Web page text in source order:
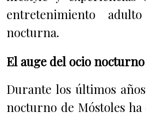
entretenimiento
nocturna.
El auge del ocio
Durante los últimos
nocturno de Móstoles ha